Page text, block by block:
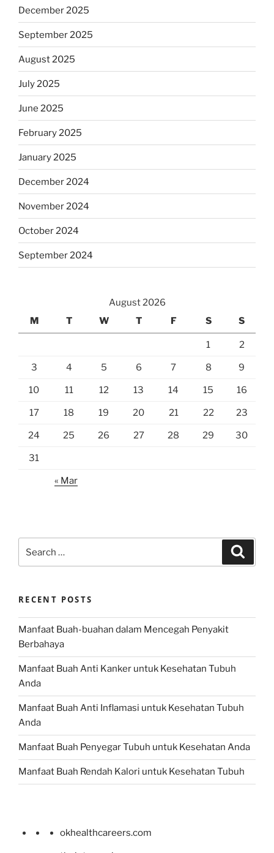
December 2025
September 2025
August 2025
July 2025
June 2025
February 2025
January 2025
December 2024
November 2024
October 2024
September 2024
August 2026
M
T W T F S S
1 2
3 4 5 6 7 8 9
10 11 12 13 14 15 16
17 18 19 20 21 22 23
24 25 26 27 28 29 30
31
« Mar
for:
RECENT POSTS
Manfaat Buah-buahan dalam Mencegah Penyakit
Berbahaya
Manfaat Buah Anti Kanker untuk Kesehatan Tubuh
Anda
Manfaat Buah Anti Inflamasi untuk Kesehatan Tubuh
Anda
Manfaat Buah Penyegar Tubuh untuk Kesehatan Anda
Manfaat Buah Rendah Kalori untuk Kesehatan Tubuh
okhealthcareers.com